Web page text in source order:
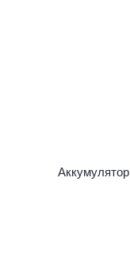
Аккумулятор